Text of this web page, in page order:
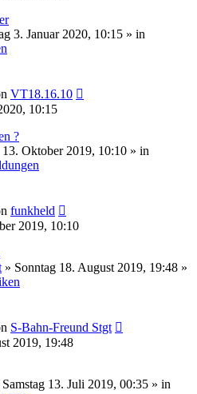
3. Januar 2020, 10:15 » in
VT18.16.10
10:15
?
13. Oktober 2019, 10:10 » in
funkheld
2019, 10:10
» Sonntag 18. August 2019, 19:48 »
S-Bahn-Freund Stgt
2019, 19:48
Samstag 13. Juli 2019, 00:35 » in